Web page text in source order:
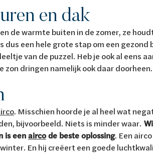
en dak
de warmte buiten in de zomer, ze
dus een hele grote stap om een
van de puzzel. Heb je ook al eens
zon dringen namelijk ook daar doorheen.
. Misschien hoorde je al heel wat
bijvoorbeeld. Niets is minder waar.
is eenaircode beste oplossing. Een
En hij creëert een goede